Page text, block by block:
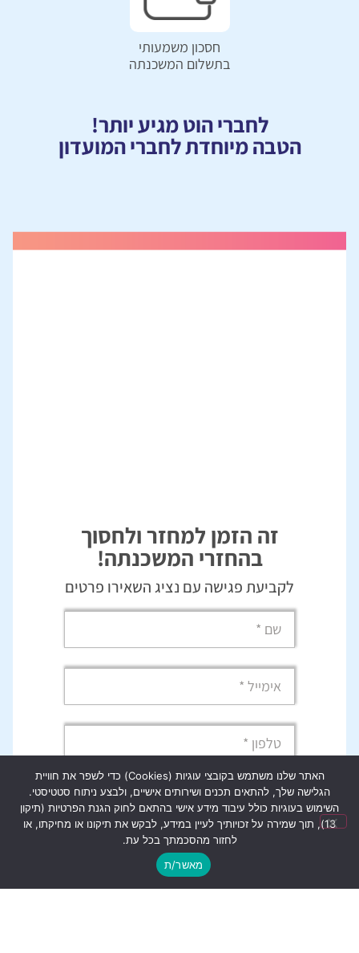
חסכון משמעותי
בתשלום המשכנתה
לחברי הוט מגיע יותר!
הטבה מיוחדת לחברי המועדון
זה הזמן למחזר ולחסוך
בהחזרי המשכנתה!
לקביעת פגישה עם נציג השאירו פרטים
אני מאשר/ת קבלת מידע מקבוצת פילת,
פרטייך לא יועברו הלאה
בלחיצה על כפתור זה הינני מאשר את
מדיניות הפרטיות
האתר שלנו משתמש בקובצי עוגיות (Cookies) כדי לשפר את חוויית
הגלישה שלך, להתאים תכנים ושירותים אישיים, ולבצע ניתוח סטטיסטי.
השימוש בעוגיות כולל עיבוד מידע אישי בהתאם לחוק הגנת הפרטיות (תיקון
13), תוך שמירה על זכויותיך לעיין במידע, לבקש את תיקונו או מחיקתו, או
לחזור מהסכמתך בכל עת.
מאשר/ת